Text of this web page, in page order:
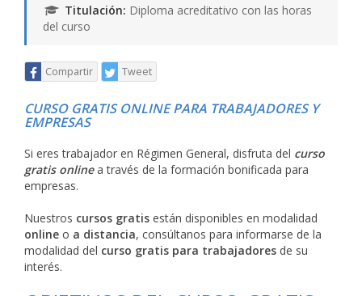
Titulación: Diploma acreditativo con las horas
del curso
Compartir Tweet
CURSO GRATIS ONLINE PARA TRABAJADORES Y
EMPRESAS
Si eres trabajador en Régimen General, disfruta del curso
gratis onlinea través de la formación bonificada para
empresas.
Nuestros cursos gratis están disponibles en modalidad
online o a distancia, consúltanos para informarse de la
modalidad del curso gratis para trabajadores de su
interés.